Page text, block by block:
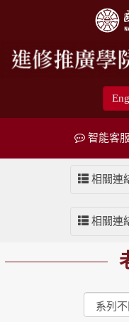
智能客服
相關連
相關連